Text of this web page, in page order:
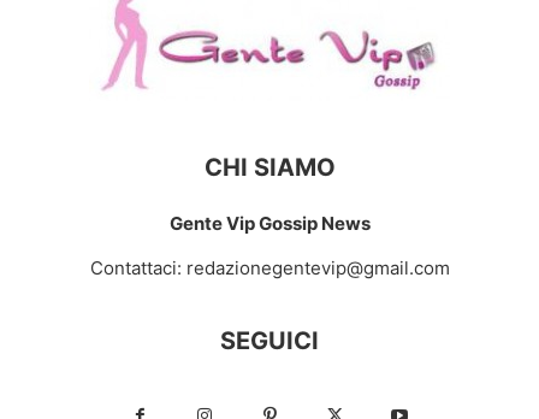
CHI SIAMO
Gente Vip Gossip News
Contattaci: redazionegentevip@gmail.com
SEGUICI